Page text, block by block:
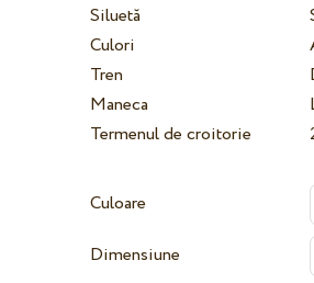
Siluetă
Culori
Tren
Maneca
Termenul de croitorie
Culoare
Dimensiune